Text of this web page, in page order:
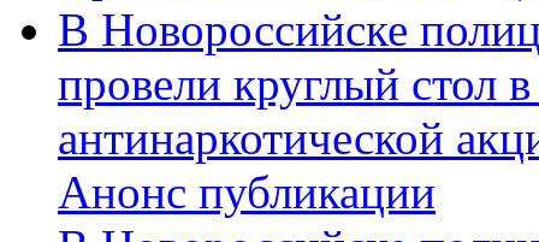
В Новороссийске
провели круглый стол
антинаркотической
Анонс публикации